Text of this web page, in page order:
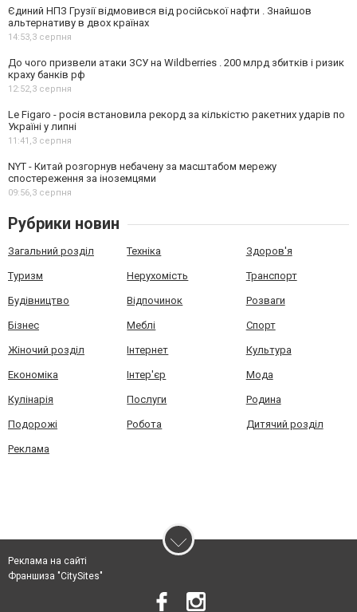
Єдиний НПЗ Грузії відмовився від російської нафти . Знайшов
альтернативу в двох країнах
14:53,3 серпня
До чого призвели атаки ЗСУ на Wildberries . 200 млрд збитків і ризик
краху банків рф
12:52,3 серпня
Le Figaro - росія встановила рекорд за кількістю ракетних ударів по
Україні у липні
11:41,3 серпня
NYT - Китай розгорнув небачену за масштабом мережу
спостереження за іноземцями
09:56,3 серпня
Рубрики новин
Загальний розділ Техніка Здоров'я
Туризм Нерухомість Транспорт
Будівництво Відпочинок Розваги
Бізнес Меблі Спорт
Жіночий розділ Інтернет Культура
Економіка Інтер'єр Мода
Кулінарія Послуги Родина
Подорожі Робота Дитячий розділ
Реклама
Реклама на сайті
Франшиза "CitySites"